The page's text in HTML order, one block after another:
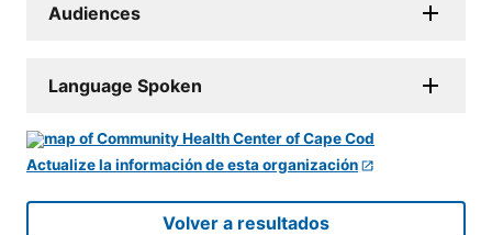
Audiences
Language Spoken
Actualize la información de esta organización
Volver a resultados